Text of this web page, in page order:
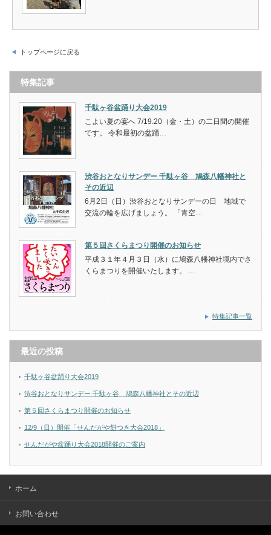
トップページに戻る
特集記事
千駄ヶ谷盆踊り大会2019
こよい夏の宴へ 7/19.20（金・土）の二日間の開催
です。 令和最初の盆踊…
渋谷おとなりサンデー 千駄ヶ谷 鳩森八幡神社と
その近辺
6月2日（日）渋谷おとなりサンデーの日 地域で
交流の輪を広げましょう。 「青空…
第５回さくらまつり開催のお知らせ
平成３１年４月３日（水）に鳩森八幡神社境内でさ
くらまつりを開催いたします。 …
特集記事一覧
最近の投稿
千駄ヶ谷盆踊り大会2019
渋谷おとなりサンデー 千駄ヶ谷 鳩森八幡神社とその近辺
第５回さくらまつり開催のお知らせ
12/9（日）開催「せんだがや餅つき大会2018」
せんだがや盆踊り大会2018開催のご案内
ホーム
お問い合わせ